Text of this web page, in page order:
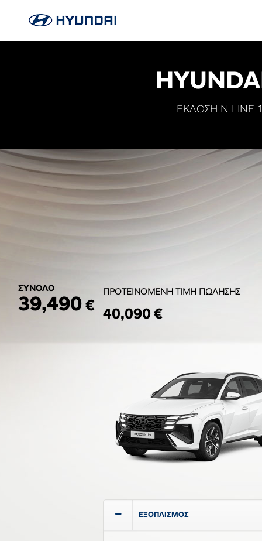
ΕΚΔΟΣΗ N LINE
ΠΡΟΤΕΙΝΟΜΕΝΗ ΤΙΜΗ ΠΩΛΗΣΗΣ
40,090 €
ΕΞΟΠΛΙΣΜΟΣ
ΣΥΝΟΛΟ
39,490 €